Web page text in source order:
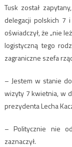
Tusk został
delegacji polskich 7
oświadczył, że „nie
logistyczną tego
zagraniczne szefa
– Jestem w stanie
wizyty 7 kwietnia, w
prezydenta Lecha
– Politycznie nie
zaznaczył.